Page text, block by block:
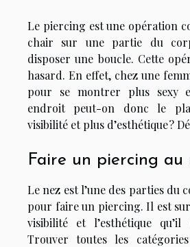
Le piercing est une opération
chair sur une partie du
disposer une boucle. Cette
hasard. En effet, chez une
pour se montrer plus sexy
endroit peut-on donc le
visibilité et plus d’esthétique ?
Faire un piercing au
Le nez est l’une des parties du
pour faire un piercing. Il est
visibilité et l’esthétique
Trouver toutes les